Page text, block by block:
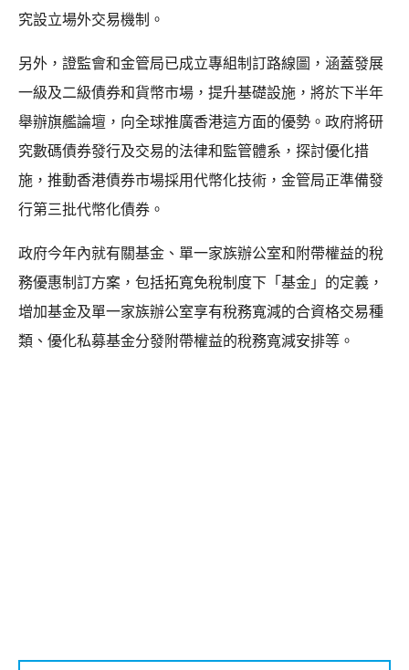
究設立場外交易機制。
另外，證監會和金管局已成立專組制訂路線圖，涵蓋發展
一級及二級債券和貨幣市場，提升基礎設施，將於下半年
舉辦旗艦論壇，向全球推廣香港這方面的優勢。政府將研
究數碼債券發行及交易的法律和監管體系，探討優化措
施，推動香港債券市場採用代幣化技術，金管局正準備發
行第三批代幣化債券。
政府今年內就有關基金、單一家族辦公室和附帶權益的稅
務優惠制訂方案，包括拓寬免稅制度下「基金」的定義，
增加基金及單一家族辦公室享有稅務寬減的合資格交易種
類、優化私募基金分發附帶權益的稅務寬減安排等。